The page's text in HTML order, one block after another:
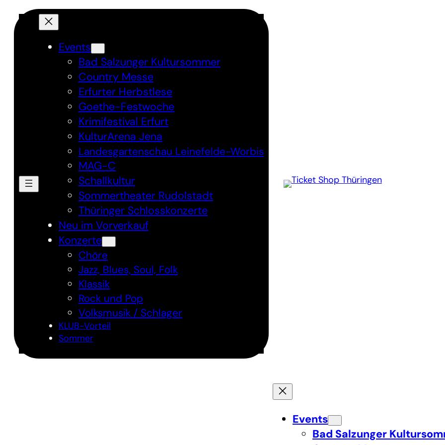
Direkt
zum
Inhalt
Events
Bad Salzunger Kultursommer
Country Messe
Erfurter Herbstlese
Goethe-Festwoche
Krimifestival Erfurt
KulturArena Jena
Landesgartenschau Leinefelde-Worbis
MAG-C
Schallkultur
Sommertheater Rudolstadt
Thüringer Schlosskonzerte
Neu im Vorverkauf
Konzerte
Chöre
Jazz, Blues, Soul, Folk
Klassik
Rock und Pop
Volksmusik / Schlager
KLUB-Vorteil
Sommer
Events
Bad Salzunger